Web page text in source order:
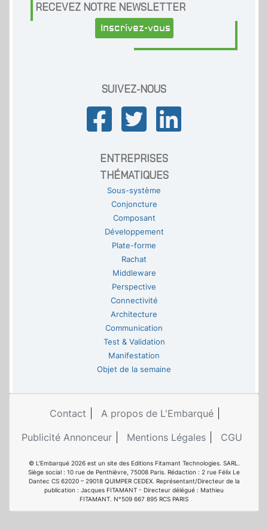
RECEVEZ NOTRE NEWSLETTER
Inscrivez-vous
SUIVEZ-NOUS
ENTREPRISES
THÉMATIQUES
Sous-système
Conjoncture
Composant
Développement
Plate-forme
Rachat
Middleware
Perspective
Connectivité
Architecture
Communication
Test & Validation
Manifestation
Objet de la semaine
Contact
A propos de L'Embarqué
Publicité Annonceur
Mentions Légales CGU
© L'Embarqué 2026 est un site des Editions Fitamant Technologies. SARL.
Siège social : 10 rue de Penthièvre, 75008 Paris. Rédaction : 2 rue Félix Le
Dantec CS 62020 – 29018 QUIMPER CEDEX. Représentant/Directeur de la
publication : Jacques FITAMANT - Directeur délégué : Mathieu
FITAMANT. N°509 667 895 RCS PARIS